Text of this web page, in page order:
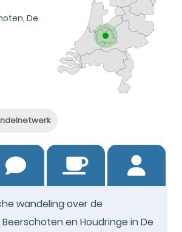
De
wandeling over de
en Houdringe in De